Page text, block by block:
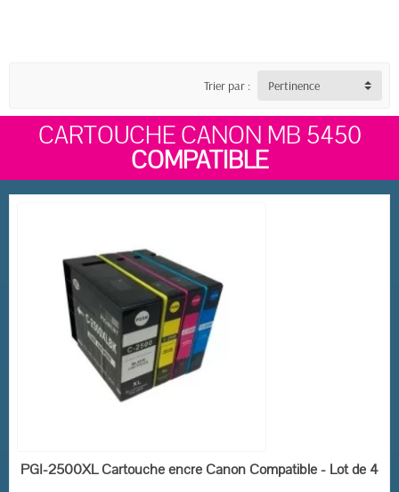
Trier par : Pertinence
CARTOUCHE CANON MB 5450
COMPATIBLE
EN STOCK
PGI-2500XL Cartouche encre Canon Compatible - Lot de 4